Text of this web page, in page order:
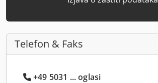
Telefon & Faks
+49 5031 ... oglasi